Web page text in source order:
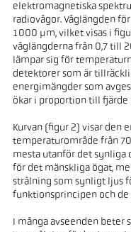
elektromagnetiska
radiovågor. Våglängden
1000 µm, vilket visas i
våglängderna från 0,7 till
lämpar sig för
detektorer som är
energimängder som
ökar i proportion till fjärde
Kurvan (figur 2) visar den
temperaturområde från
mesta utanför det
för det mänskliga ögat,
strålning som synligt ljus
funktionsprincipen och
I många avseenden beter